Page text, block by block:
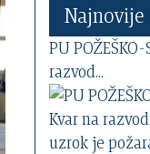
Najnovije
PU
razvod...